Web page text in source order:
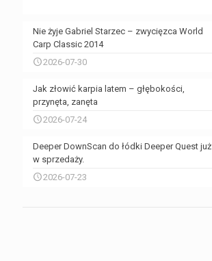
Nie żyje Gabriel Starzec – zwycięzca World
Carp Classic 2014
2026-07-30
Jak złowić karpia latem – głębokości,
przynęta, zanęta
2026-07-24
Deeper DownScan do łódki Deeper Quest już
w sprzedaży.
2026-07-23